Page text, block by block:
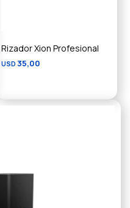
Rizador Xion Profesional
USD 35,00